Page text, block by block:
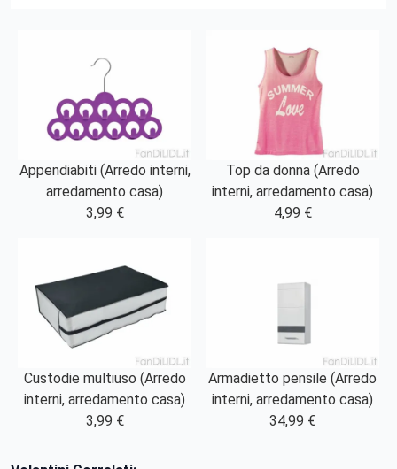
Appendiabiti (Arredo interni,
arredamento casa)
3,99 €
Top da donna (Arredo
interni, arredamento casa)
4,99 €
Custodie multiuso (Arredo
interni, arredamento casa)
3,99 €
Armadietto pensile (Arredo
interni, arredamento casa)
34,99 €